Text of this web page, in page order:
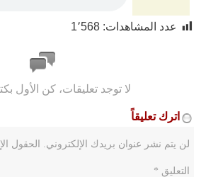
عدد المشاهدات: 1٬568
لا توجد تعليقات، كن الأول
اترك تعليقاً
لن يتم نشر عنوان بريدك الإلكتروني. الحقول
التعليق *